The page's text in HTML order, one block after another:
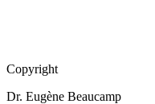
Copyright
Dr. Eugène Beaucamp